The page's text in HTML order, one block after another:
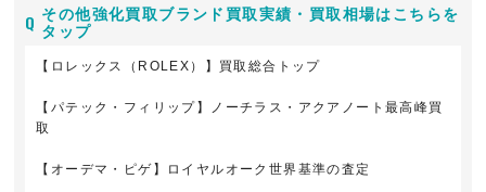
その他強化買取ブランド買取実績・買取相場はこちらを
タップ
【ロレックス（ROLEX）】買取総合トップ
【パテック・フィリップ】ノーチラス・アクアノート最高峰買
取
【オーデマ・ピゲ】ロイヤルオーク世界基準の査定